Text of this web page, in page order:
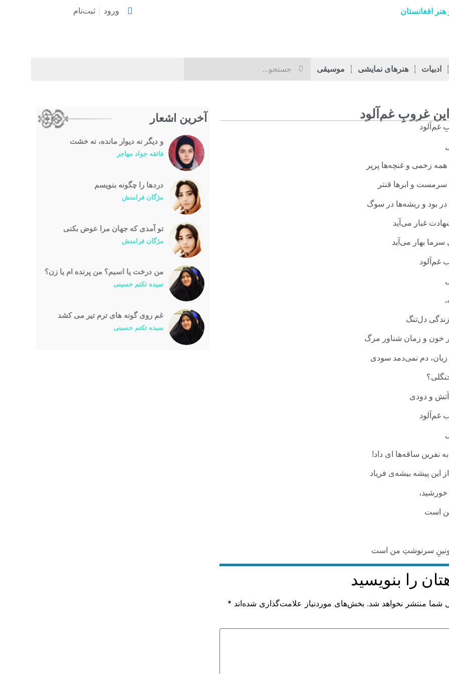
افغانستان ورود ثبت‌نام
ادبیات هنرهای نمایشی موسیقی
آخرین اشعار
و دیگر نه دیوار مانده، نه خشت
فائقه جواد مهاجر
درد‌ها را چگونه بنویسم
مژگان فرامنش
تو آمدی که جهان مرا عوض بکنی
مژگان فرامنش
من درخت یا اسبم؟ من پرنده ام یا زن؟
سیده تکتم حسینی
غم روی گونه های ترم تیر می کشد
سیده تکتم حسینی
غروبِ غم‌آلود
غم‌آلود
زخمی و غنچه‌ها پرپر
سرمست و ابرها قنتر
در بود و ریشه‌ها در سوگ
غبار می‌آید
سر‌ما بهار می‌آید
غم‌آلود
دل‌تنگ
خون و زمان شناور مرگ
دم نمی‌دمد سودی
و دودی
غم‌آلود
نفرین ساقه‌ها ای داد!
این پیشه‌ بیشه‌‌ی فریاد
خورشید،
است
سرنوشتِ من است
را بنویسید
شما منتشر نخواهد شد. بخش‌های موردنیاز علامت‌گذاری شده‌اند *